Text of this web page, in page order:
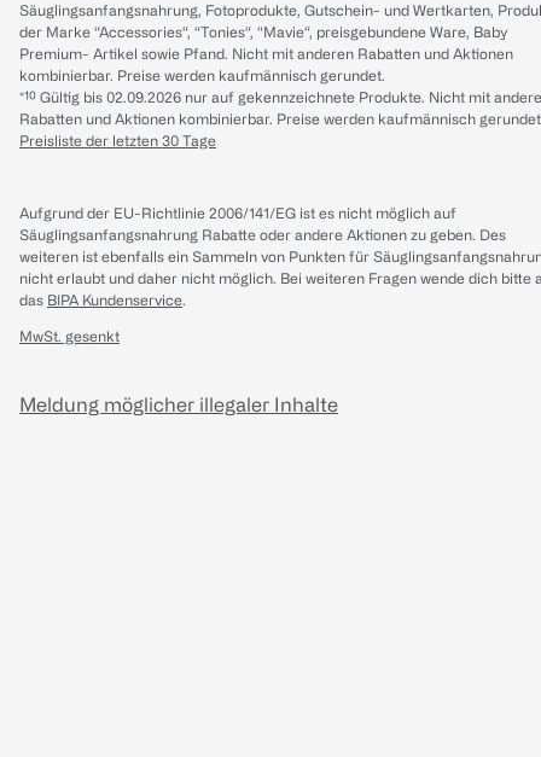
Säuglingsanfangsnahrung, Fotoprodukte, Gutschein- und Wertkarten,
der Marke “Accessories“, “Tonies“, “Mavie“, preisgebundene Ware, Baby
Premium- Artikel sowie Pfand. Nicht mit anderen Rabatten und Aktionen
kombinierbar. Preise werden kaufmännisch gerundet.
*¹⁰ Gültig bis 02.09.2026 nur auf gekennzeichnete Produkte. Nicht mit
Rabatten und Aktionen kombinierbar. Preise werden kaufmännisch
Preisliste der letzten 30 Tage
Aufgrund der EU-Richtlinie 2006/141/EG ist es nicht möglich auf
Säuglingsanfangsnahrung Rabatte oder andere Aktionen zu geben. Des
weiteren ist ebenfalls ein Sammeln von Punkten für
nicht erlaubt und daher nicht möglich. Bei weiteren Fragen wende dich bitte
das BIPA Kundenservice.
MwSt. gesenkt
Meldung möglicher illegaler Inhalte